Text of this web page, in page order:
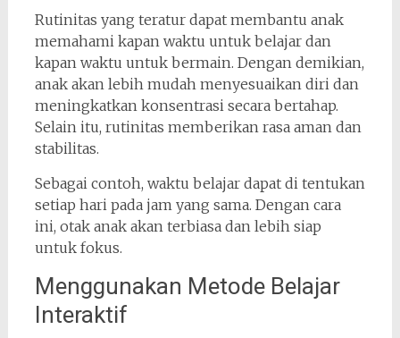
Rutinitas yang teratur dapat membantu anak
memahami kapan waktu untuk belajar dan
kapan waktu untuk bermain. Dengan demikian,
anak akan lebih mudah menyesuaikan diri dan
meningkatkan konsentrasi secara bertahap.
Selain itu, rutinitas memberikan rasa aman dan
stabilitas.
Sebagai contoh, waktu belajar dapat di tentukan
setiap hari pada jam yang sama. Dengan cara
ini, otak anak akan terbiasa dan lebih siap
untuk fokus.
Menggunakan Metode Belajar
Interaktif